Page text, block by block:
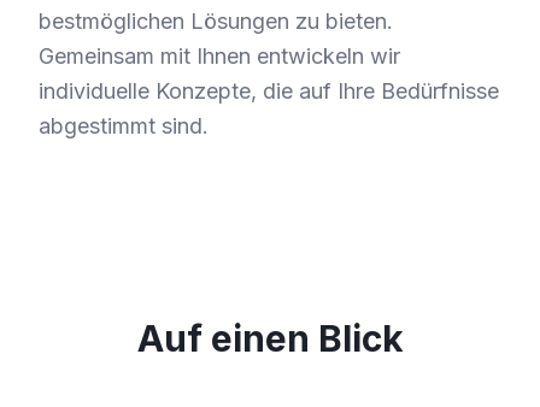
bestmöglichen Lösungen zu bieten.
Gemeinsam mit Ihnen entwickeln wir
individuelle Konzepte, die auf Ihre Bedürfnisse
abgestimmt sind.
Auf einen Blick